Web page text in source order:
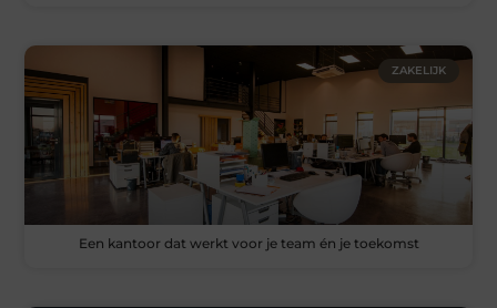
ZAKELIJK
Een kantoor dat werkt voor je team én je toekomst